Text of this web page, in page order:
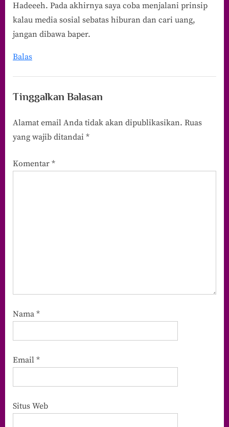
Hadeeeh. Pada akhirnya saya coba menjalani prinsip
kalau media sosial sebatas hiburan dan cari uang,
jangan dibawa baper.
Balas
Tinggalkan Balasan
Alamat email Anda tidak akan dipublikasikan. Ruas
yang wajib ditandai *
Komentar *
Nama *
Email *
Situs Web